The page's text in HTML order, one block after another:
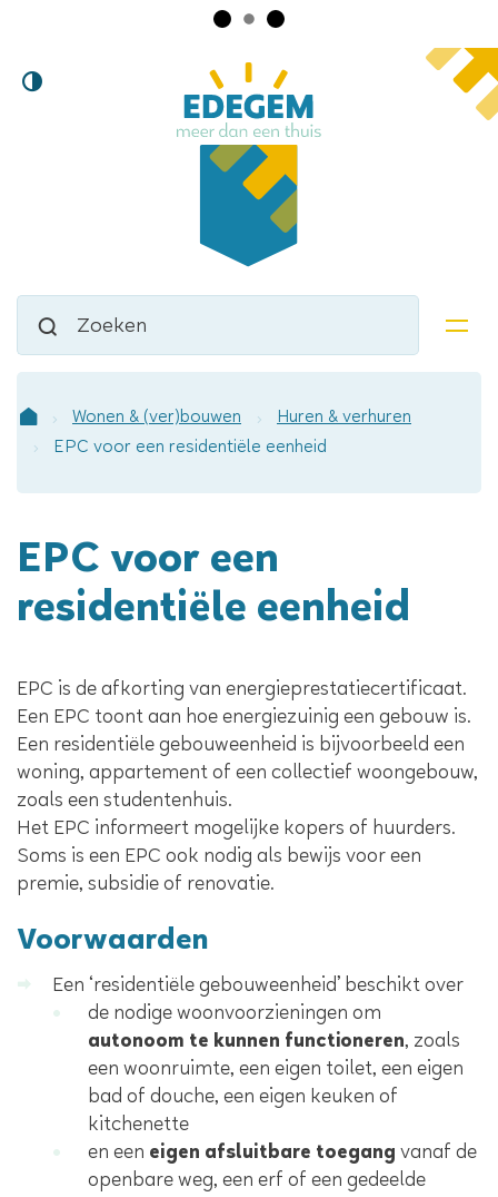
Naar
inhoud
Hoog
Lokaal
kunnen
helpen?
Zoeken
Startpagina
Wonen & (ver)bouwen
Huren & verhuren
EPC voor een residentiële eenheid
EPC voor een
residentiële eenheid
Inhoud
EPC is de afkorting van energieprestatiecertificaat.
Een EPC toont aan hoe energiezuinig een gebouw is.
Een residentiële gebouweenheid is bijvoorbeeld een
woning, appartement of een collectief woongebouw,
zoals een studentenhuis.
Het EPC informeert mogelijke kopers of huurders.
Soms is een EPC ook nodig als bewijs voor een
premie, subsidie of renovatie.
Voorwaarden
Een ‘residentiële gebouweenheid’ beschikt over
de nodige woonvoorzieningen om
autonoom te kunnen functioneren, zoals
een woonruimte, een eigen toilet, een eigen
bad of douche, een eigen keuken of
kitchenette
en een eigen afsluitbare toegang vanaf de
openbare weg, een erf of een gedeelde